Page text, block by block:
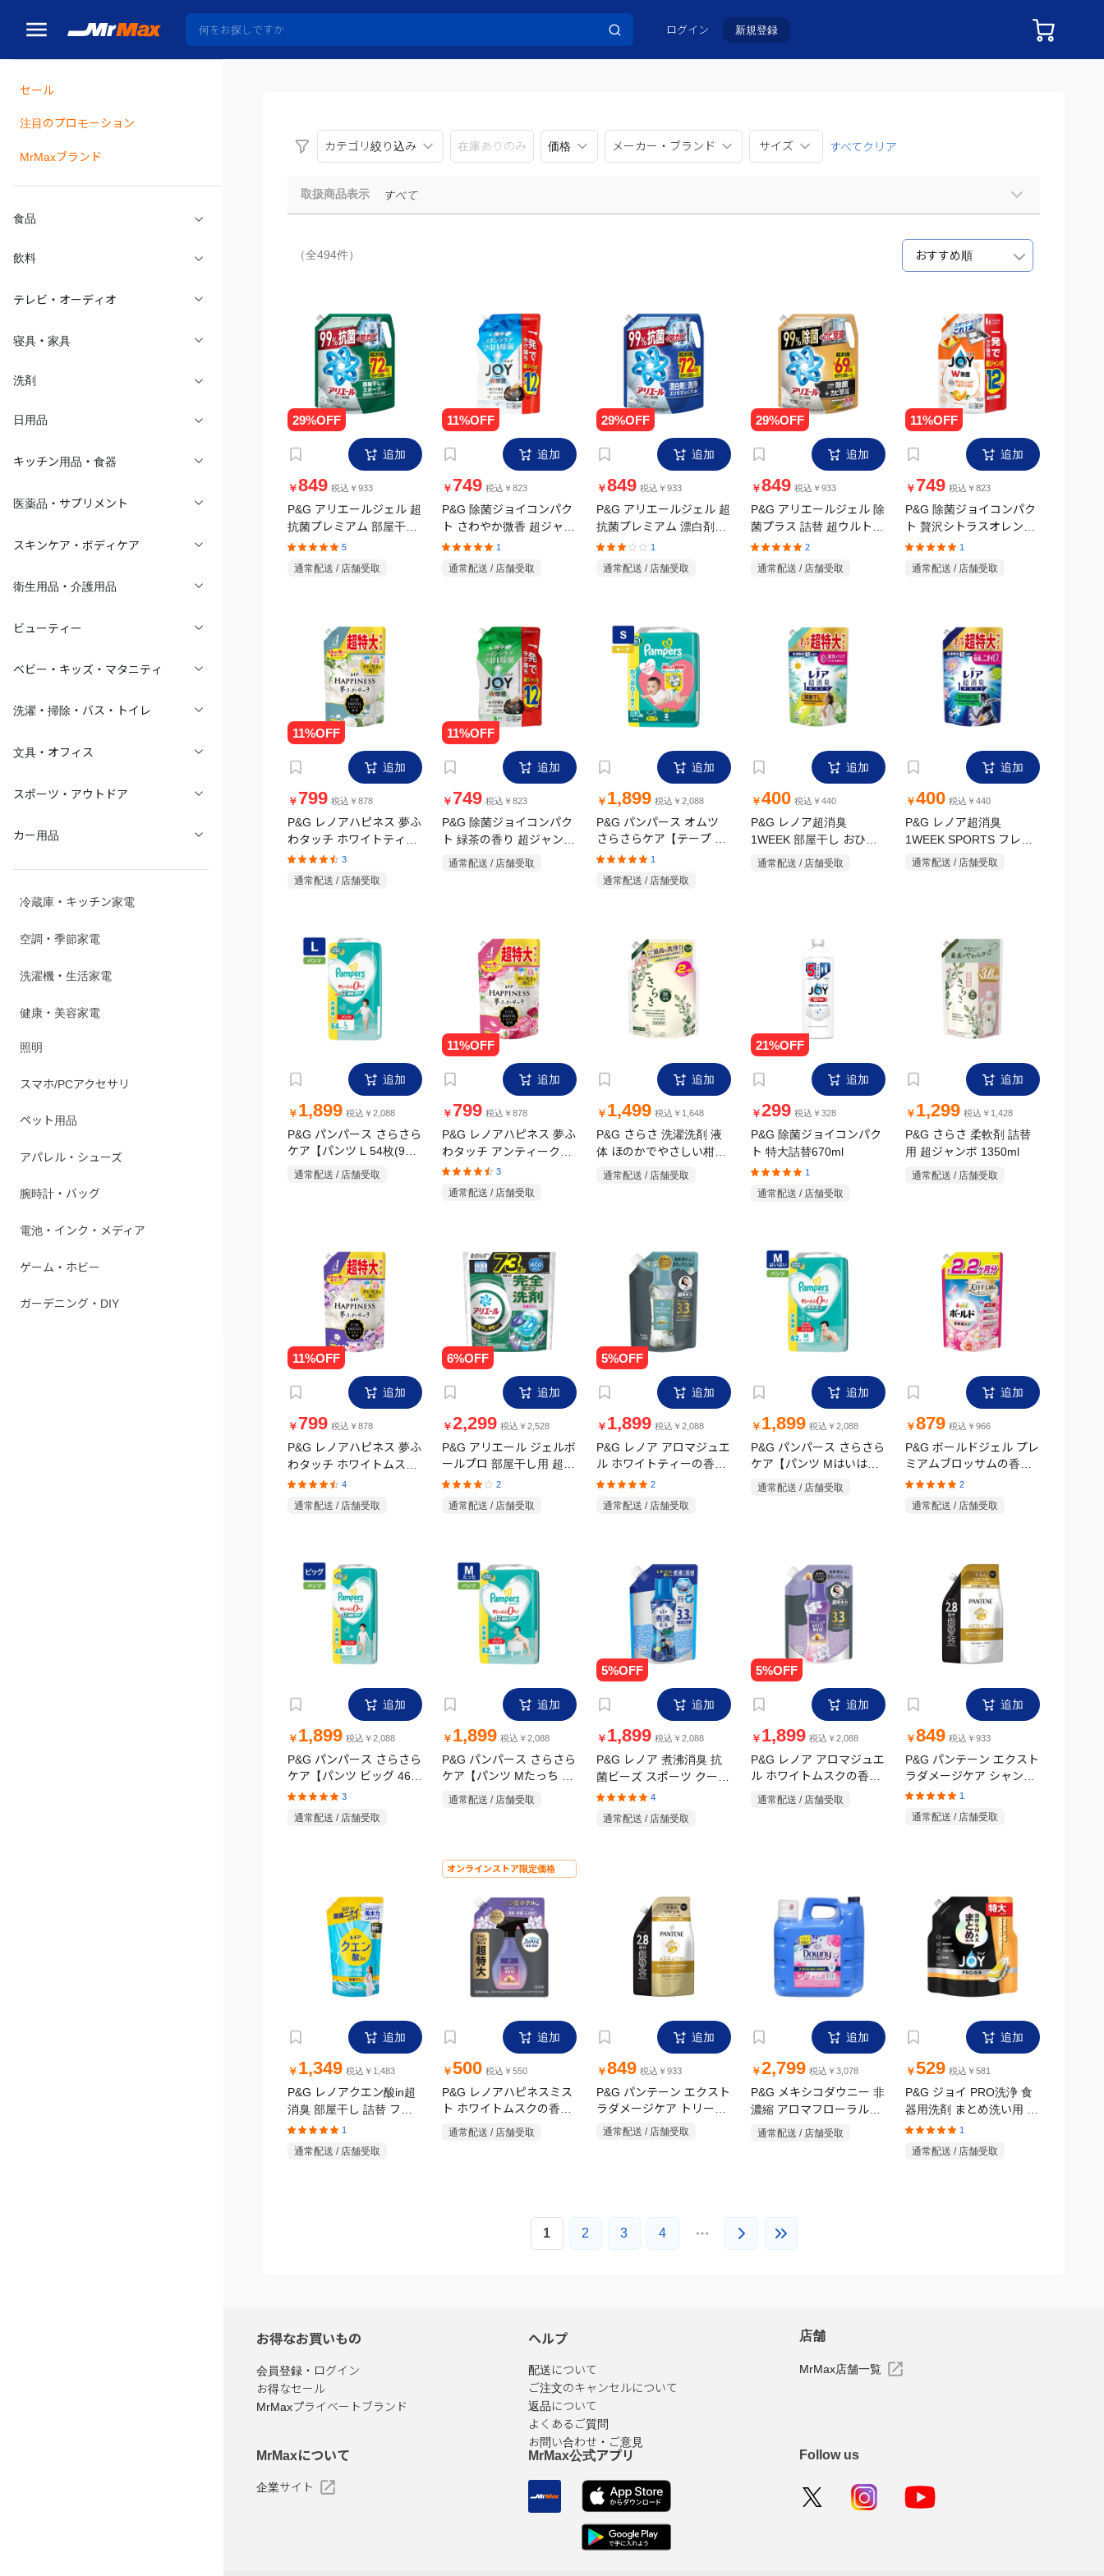
ログイン 新規登録
セール
注目のプロモーション
MrMaxブランド
食品
飲料
テレビ・オーディオ
寝具・家具
洗剤
日用品
キッチン用品・食器
医薬品・サプリメント
スキンケア・ボディケア
衛生用品・介護用品
ビューティー
ベビー・キッズ・マタニティ
洗濯・掃除・バス・トイレ
文具・オフィス
スポーツ・アウトドア
カー用品
冷蔵庫・キッチン家電
空調・季節家電
洗濯機・生活家電
健康・美容家電
照明
スマホ/PCアクセサリ
ペット用品
アパレル・シューズ
腕時計・バッグ
電池・インク・メディア
ゲーム・ホビー
ガーデニング・DIY
カテゴリ絞り込み
在庫ありのみ 価格 メーカー・ブランド サイズ すべてクリア
取扱商品表示 すべて
（全494件） おすすめ順
追加
￥849 税込￥933
P&G アリエールジェル 超
抗菌プレミアム 部屋干し
超消臭 詰替 超ウルトラジ
5
通常配送 / 店舗受取
追加
￥ 749 税込￥823
P&G 除菌ジョイコンパク
ト さわやか微香 超ジャン
ボサイズ 詰め替え
1
通常配送 / 店舗受取
追加
￥849 税込￥933
P&G アリエールジェル 超
抗菌プレミアム 漂白剤級
洗浄 詰替 超ウルトラジャ
1
通常配送 / 店舗受取
追加
￥849 税込￥933
P&G アリエールジェル 除
菌プラス 詰替 超ウルトラ
ジャンボサイズ 1720g
2
通常配送 / 店舗受取
追加
￥ 749 税込￥823
P&G 除菌ジョイコンパク
ト 贅沢シトラスオレンジ
の香り 詰替 超ジャンボサ
1
通常配送 / 店舗受取
追加
￥ 799 税込￥878
P&G レノアハピネス 夢ふ
わタッチ ホワイトティー
詰替 超特大 1285ml
3
通常配送 / 店舗受取
追加
￥ 749 税込￥823
P&G 除菌ジョイコンパク
ト 緑茶の香り 超ジャンボ
通常配送 / 店舗受取
追加
￥ 1,899 税込￥2,088
P&G パンパース オムツ
さらさらケア【テープ S
84枚(4～8kg)】
1
通常配送 / 店舗受取
追加
￥400 税込￥440
P&G レノア超消臭
1WEEK 部屋干し おひさ
1380ml
通常配送 / 店舗受取
追加
￥400 税込￥440
P&G レノア超消臭
1WEEK SPORTS フレッ
超特大 1380ml
通常配送 / 店舗受取
追加
￥ 1,899 税込￥2,088
P&G パンパース さらさら
ケア【パンツ L 54枚(9～
通常配送 / 店舗受取
追加
￥ 799 税込￥878
P&G レノアハピネス 夢ふ
わタッチ アンティークロ
ーズ 詰替 超特大 1285ml
3
通常配送 / 店舗受取
追加
￥ 1,499 税込￥1,648
P&G さらさ 洗濯洗剤 液
体 ほのかでやさしい柑橘
通常配送 / 店舗受取
追加
￥ 299 税込￥328
P&G 除菌ジョイコンパク
ト 特大詰替670ml
1
通常配送 / 店舗受取
追加
￥ 1,299 税込￥1,428
P&G さらさ 柔軟剤 詰替
用 超ジャンボ 1350ml
通常配送 / 店舗受取
追加
￥ 799 税込￥878
P&G レノアハピネス 夢ふ
わタッチ ホワイトムスク
4
通常配送 / 店舗受取
追加
￥ 2,299 税込￥2,528
P&G アリエール ジェルボ
ールプロ 部屋干し用 超メ
個入
2
通常配送 / 店舗受取
追加
￥ 1,899 税込￥2,088
P&G レノア アロマジュエ
ル ホワイトティーの香り
2
通常配送 / 店舗受取
追加
￥ 1,899 税込￥2,088
P&G パンパース さらさら
ケア【パンツ Mはいはい
通常配送 / 店舗受取
追加
￥879 税込￥966
P&G ボールドジェル プレ
ミアムブロッサムの香り
1580g
2
通常配送 / 店舗受取
追加
￥ 1,899 税込￥2,088
P&G パンパース さらさら
ケア【パンツ ビッグ 46枚
通常配送 / 店舗受取
追加
￥ 1,899 税込￥2,088
P&G パンパース さらさら
ケア【パンツ Mたっち 62
通常配送 / 店舗受取
追加
￥ 1,899 税込￥2,088
P&G レノア 煮沸消臭 抗
菌ビーズ スポーツ クール
香り 詰め替え 1410ml
通常配送 / 店舗受取
追加
￥ 1,899 税込￥2,088
P&G レノア アロマジュエ
ル ホワイトムスクの香り
通常配送 / 店舗受取
追加
￥ 849 税込￥933
P&G パンテーン エクスト
ラダメージケア シャンプ
1
通常配送 / 店舗受取
追加
￥ 1,349
P&G レノアクエン酸in超
消臭 部屋干し 詰替 フレ
ッシュグリーン 超特大
1110ml
オンラインストア限定価格
追加
￥ 500
P&G レノアハピネスミス
ト ホワイトムスクの香り
追加
￥ 849
P&G パンテーン エクスト
ラダメージケア トリート
ー 860g
通常配送 / 店舗受取
追加
￥ 2,799
P&G メキシコダウニー 非
濃縮 アロマフローラル
8.5L
追加
￥ 529
P&G ジョイ PRO洗浄 食
器用洗剤 まとめ洗い用 詰
め替え 特大 650mL
1 2 3 4
お得なお買いもの
お得なセール
MrMaxプライベートブランド
ヘルプ
配送について
ご注文のキャンセルについて
返品について
よくあるご質問
お問い合わせ・ご意見
店舗
MrMax店舗一覧
MrMaxについて
企業サイト
MrMax公式アプリ Follow us